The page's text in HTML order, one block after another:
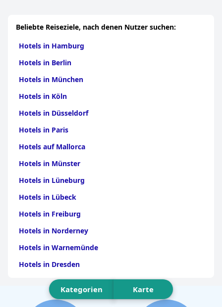
Beliebte Reiseziele, nach denen Nutzer suchen:
Hotels in Hamburg
Hotels in Berlin
Hotels in München
Hotels in Köln
Hotels in Düsseldorf
Hotels in Paris
Hotels auf Mallorca
Hotels in Münster
Hotels in Lüneburg
Hotels in Lübeck
Hotels in Freiburg
Hotels in Norderney
Hotels in Warnemünde
Hotels in Dresden
Hotels am Bodensee
Hotels in Stuttgart
Kategorien Karte